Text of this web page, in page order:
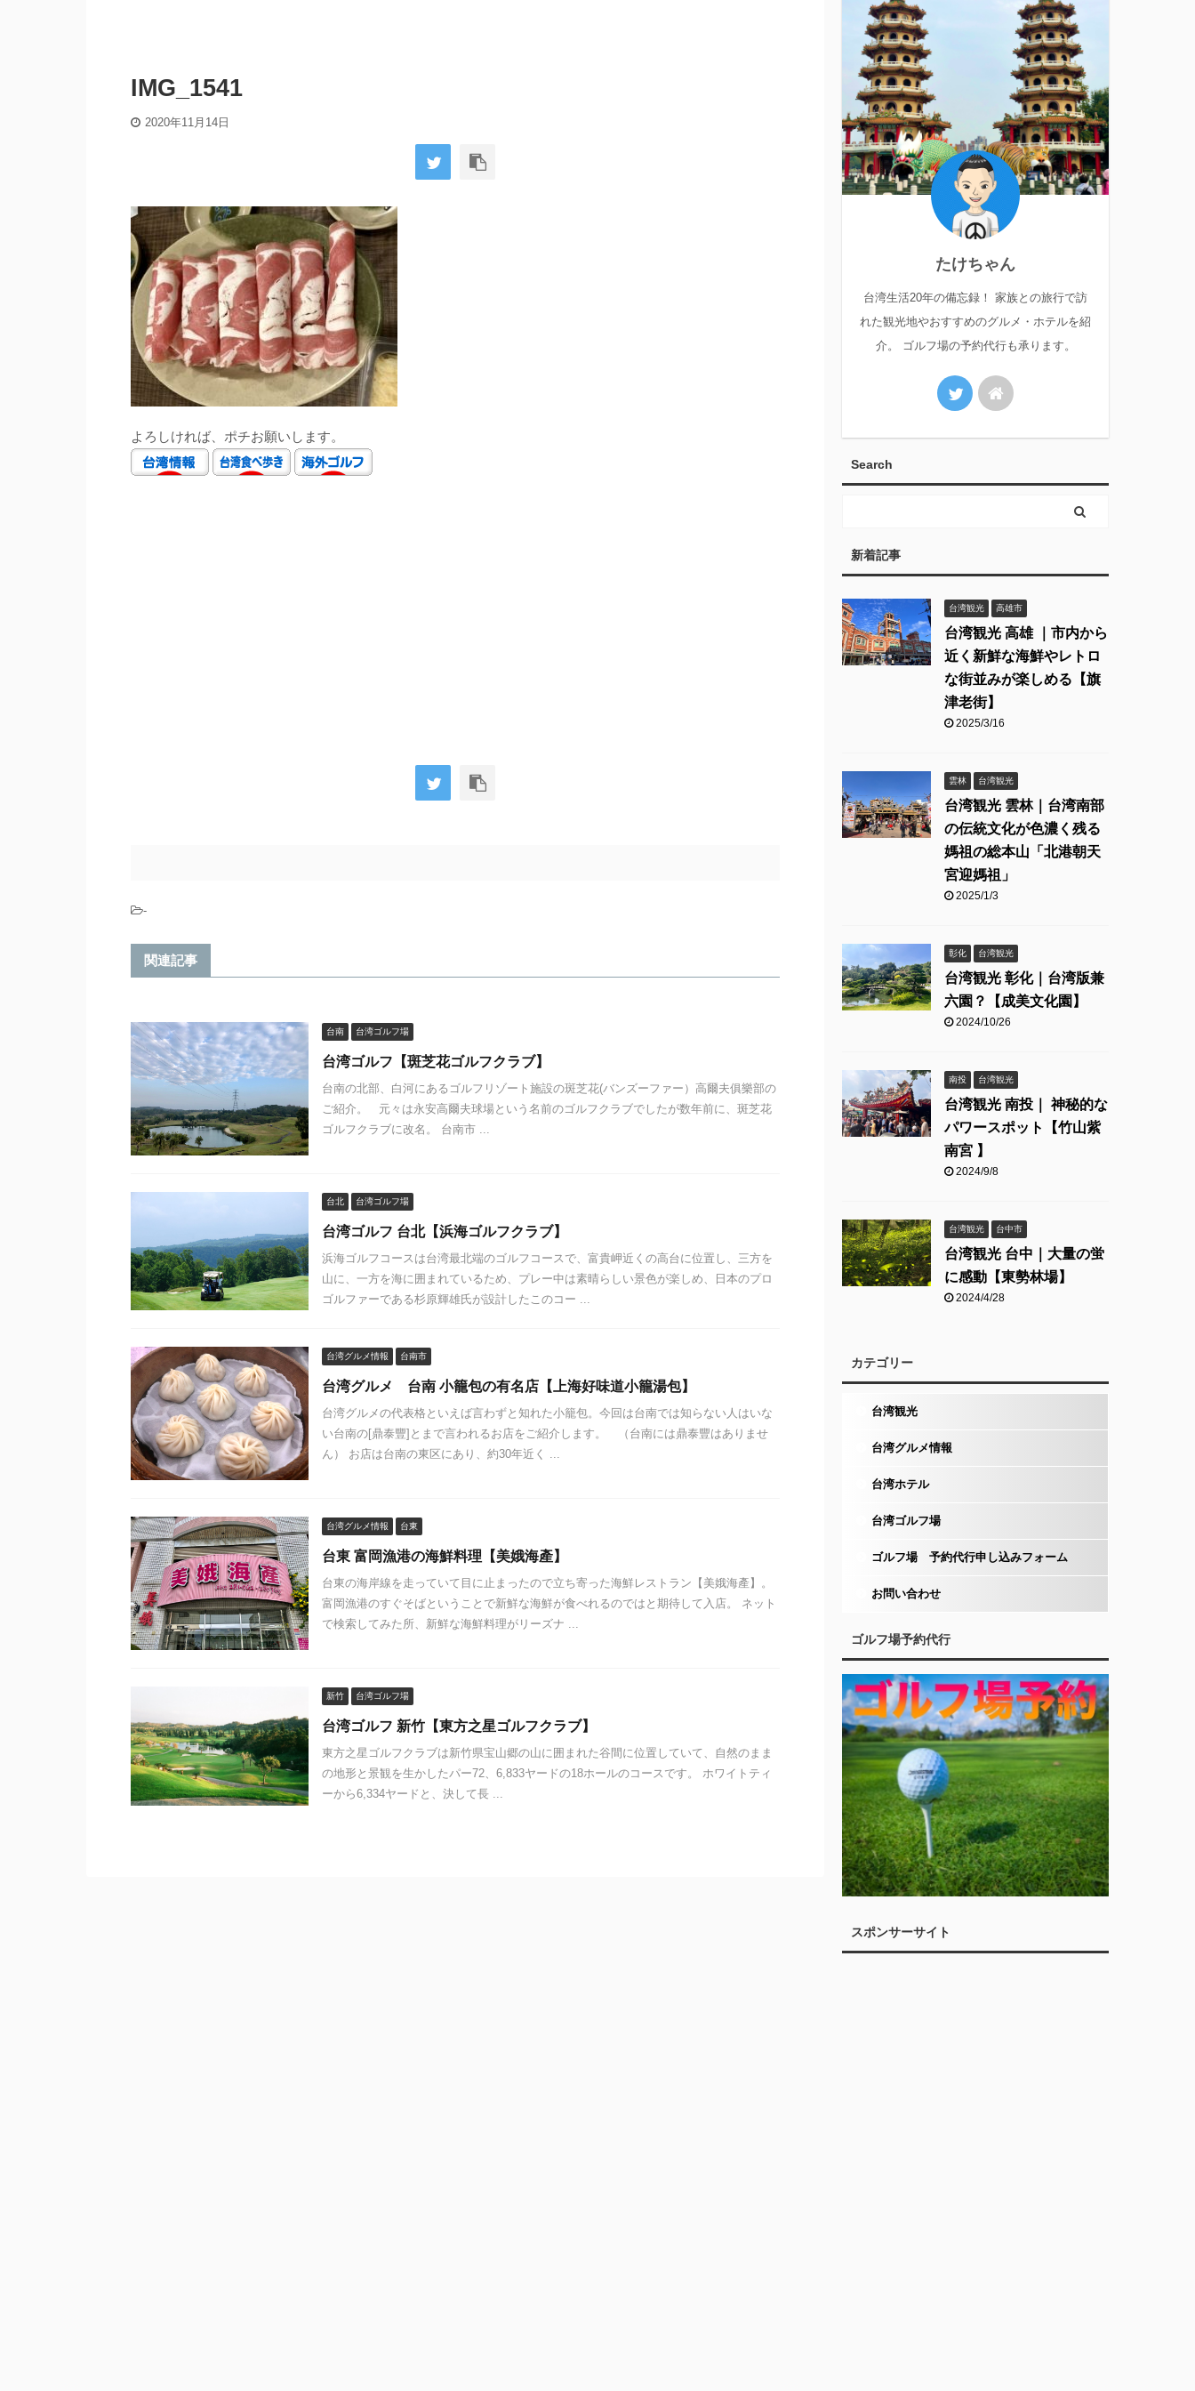
IMG_1541
2020年11月14日
よろしければ、ポチお願いします。
-
関連記事
台南 台湾ゴルフ場
台湾ゴルフ【斑芝花ゴルフクラブ】
台南の北部、白河にあるゴルフリゾート施設の斑芝花(バンズーファー）高爾夫俱樂部の
ご紹介。 元々は永安高爾夫球場という名前のゴルフクラブでしたが数年前に、斑芝花
ゴルフクラブに改名。 台南市 ...
台北 台湾ゴルフ場
台湾ゴルフ 台北【浜海ゴルフクラブ】
浜海ゴルフコースは台湾最北端のゴルフコースで、富貴岬近くの高台に位置し、三方を
山に、一方を海に囲まれているため、プレー中は素晴らしい景色が楽しめ、日本のプロ
ゴルファーである杉原輝雄氏が設計したこのコー ...
台湾グルメ情報 台南市
台湾グルメ 台南 小籠包の有名店【上海好味道小籠湯包】
台湾グルメの代表格といえば言わずと知れた小籠包。今回は台南では知らない人はいな
い台南の[鼎泰豐]とまで言われるお店をご紹介します。 （台南には鼎泰豐はありませ
ん） お店は台南の東区にあり、約30年近く ...
台湾グルメ情報 台東
台東 富岡漁港の海鮮料理【美娥海產】
台東の海岸線を走っていて目に止まったので立ち寄った海鮮レストラン【美娥海產】。
富岡漁港のすぐそばということで新鮮な海鮮が食べれるのではと期待して入店。 ネット
で検索してみた所、新鮮な海鮮料理がリーズナ ...
新竹 台湾ゴルフ場
台湾ゴルフ 新竹【東方之星ゴルフクラブ】
東方之星ゴルフクラブは新竹県宝山郷の山に囲まれた谷間に位置していて、自然のまま
の地形と景観を生かしたパー72、6,833ヤードの18ホールのコースです。 ホワイトティ
ーから6,334ヤードと、決して長 ...
たけちゃん
台湾生活20年の備忘録！ 家族との旅行で訪
れた観光地やおすすめのグルメ・ホテルを紹
介。 ゴルフ場の予約代行も承ります。
Search
新着記事
台湾観光 高雄市
台湾観光 高雄 ｜市内から
近く新鮮な海鮮やレトロ
な街並みが楽しめる【旗
津老街】
2025/3/16
雲林 台湾観光
台湾観光 雲林｜台湾南部
の伝統文化が色濃く残る
媽祖の総本山「北港朝天
宮迎媽祖」
2025/1/3
彰化 台湾観光
台湾観光 彰化｜台湾版兼
六園？【成美文化園】
2024/10/26
南投 台湾観光
台湾観光 南投｜ 神秘的な
パワースポット【竹山紫
南宮 】
2024/9/8
台湾観光 台中市
台湾観光 台中｜大量の蛍
に感動【東勢林場】
2024/4/28
カテゴリー
台湾観光
台湾グルメ情報
台湾ホテル
台湾ゴルフ場
ゴルフ場 予約代行申し込みフォーム
お問い合わせ
ゴルフ場予約代行
スポンサーサイト